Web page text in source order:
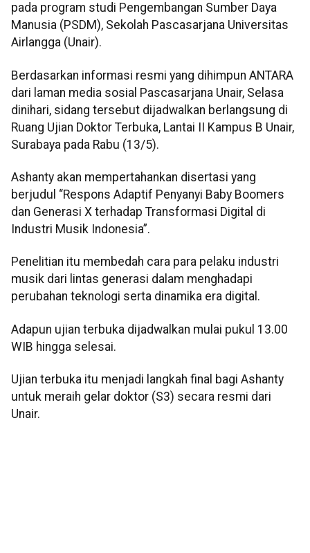
pada program studi Pengembangan Sumber Daya
Manusia (PSDM), Sekolah Pascasarjana Universitas
Airlangga (Unair).
Berdasarkan informasi resmi yang dihimpun ANTARA
dari laman media sosial Pascasarjana Unair, Selasa
dinihari, sidang tersebut dijadwalkan berlangsung di
Ruang Ujian Doktor Terbuka, Lantai II Kampus B Unair,
Surabaya pada Rabu (13/5).
Ashanty akan mempertahankan disertasi yang
berjudul “Respons Adaptif Penyanyi Baby Boomers
dan Generasi X terhadap Transformasi Digital di
Industri Musik Indonesia”.
Penelitian itu membedah cara para pelaku industri
musik dari lintas generasi dalam menghadapi
perubahan teknologi serta dinamika era digital.
Adapun ujian terbuka dijadwalkan mulai pukul 13.00
WIB hingga selesai.
Ujian terbuka itu menjadi langkah final bagi Ashanty
untuk meraih gelar doktor (S3) secara resmi dari
Unair.